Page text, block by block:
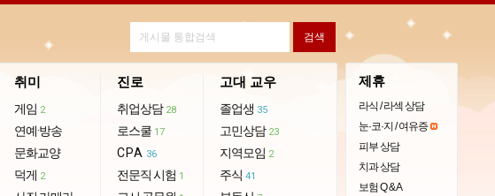
취미
게임 2
연예·방송
문화교양
덕게 2
진로
취업상담 28
로스쿨 17
CPA 36
전문직 시험 1
고대 교우
졸업생 35
고민상담 23
지역모임 2
주식 41
제휴
라식 / 라섹 상담
눈·코·지 / 여유증
피부 상담
치과 상담
보험 Q & A